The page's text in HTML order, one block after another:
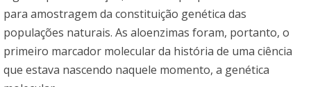
para amostragem da constituição genética das
populações naturais. As aloenzimas foram, portanto, o
primeiro marcador molecular da história de uma ciência
que estava nascendo naquele momento, a genética